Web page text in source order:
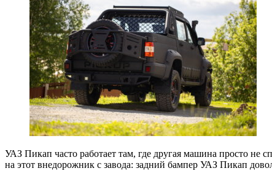
УАЗ Пикап часто работает там, где другая машина просто не
на этот внедорожник с завода: задний бампер УАЗ Пикап